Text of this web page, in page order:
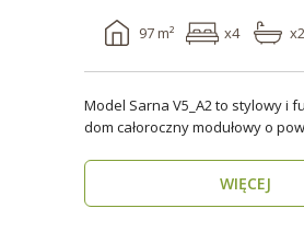
97 m² x4 x2
Model Sarna V5_A2 to stylowy i
dom całoroczny modułowy o
WIĘCEJ